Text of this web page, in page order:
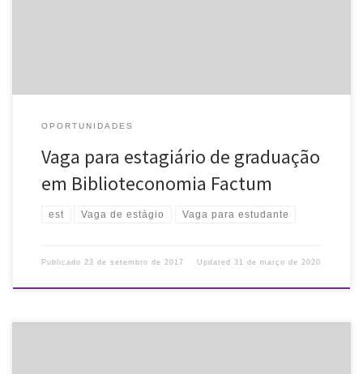
OPORTUNIDADES
Vaga para estagiário de graduação
em Biblioteconomia Factum
est Vaga de estágio Vaga para estudante
Publicado 23 de setembro de 2017 Updated 31 de março de 2020